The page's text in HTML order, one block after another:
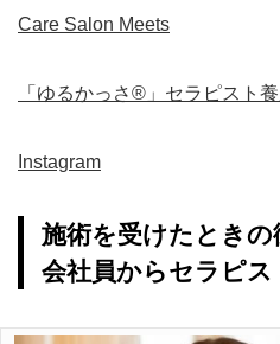
Care Salon Meets
「ゆるかっさ®」セラピスト
Instagram
施術を受けたときの
会社員からセラピス